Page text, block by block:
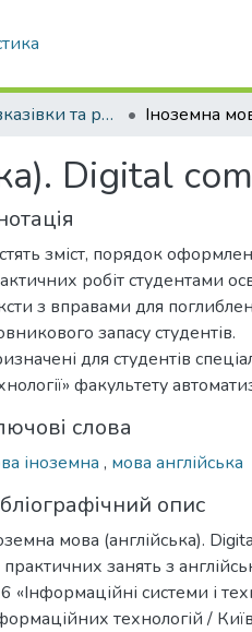
Методичні вказівки та рекомендації
Digital
зміст, порядок
робіт студентами
з вправами для
запасу студентів.
для студентів
факультету
слова
іноземна , мова англійська
опис
мова (англійська).
занять з
«Інформаційні системи і
технологій /